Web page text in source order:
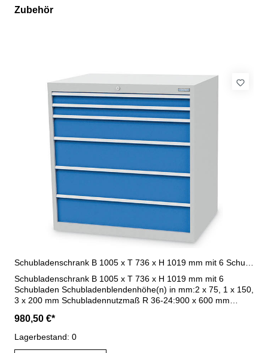
Produktgalerie überspringen
Zubehör
Schubladenschrank B 1005 x T 736 x H 1019 mm mit 6
Schubladen Schubladenblendenhöhe(n) in mm:2 x 75, 1 x 150,
3 x 200 mm Schubladennutzmaß R 36-24:900 x 600 mm
Blendenhöhe - 70 kg TragkraftSchubladen ab 75 mm
Blendenhöhe - 100 kg Tragkraft Maße : B 1005 x T 736 x H
1019 mm Gehäuse lichtgrau RAL 7035 / Blenden lichtblau RAL
980,50 €*
Lagerbestand: 0